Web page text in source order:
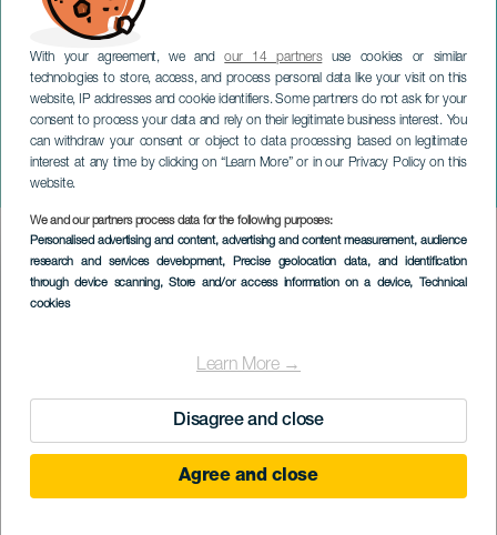
With your agreement, we andour 14 partnersuse cookies or similar
technologies to store, access, and process personal data like your visit on this
website, IP addresses and cookie identifiers. Some partners do not ask for your
consent to process your data and rely on their legitimate business interest. You
can withdraw your consent or object to data processing based on legitimate
interest at any time by clicking on “Learn More” or in our Privacy Policy on this
website.
We and our partners process data for the following purposes:
Personalised advertising and content, advertising and content measurement, audience
research and services development, Precise geolocation data, and identification
through device scanning, Store and/or access information on a device, Technical
cookies
Learn More →
Disagree and close
Agree and close
Tenique Cultural: cinema
per famiglie all'aperto
LANZAROTE
Imagen
Listado